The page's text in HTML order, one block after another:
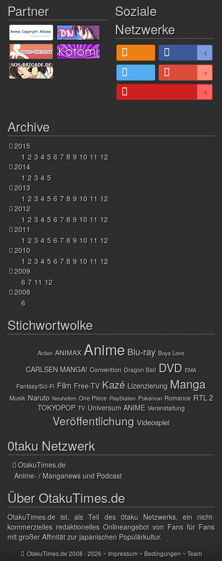
Partner
Soziale
Netzwerke
-1
-1
-1
Archive
2015
1 2 3 4 5 6 7 8 9 10 11 12
2014
1 2 3 4 5
2013
1 2 3 4 5 6 7 8 9 10 11 12
2012
1 2 3 4 5 6 7 8 9 10 11 12
2011
1 2 3 4 5 6 7 8 9 10 11 12
2010
1 2 3 4 5 6 7 8 9 10 11 12
2009
6 7 11 12
2008
6
Stichwortwolke
Action ANIMAX Anime Blu-ray Boys Love
CARLSEN MANGA! Convention Dragon Ball DVD EMA
Fantasy/Sci-Fi Film Free-TV Kazé Lizenzierung Manga
Musik Naruto Neuheiten One Piece PlayStation Pokémon Romance RTL 2
TOKYOPOP TV Universum ANIME Veranstaltung
Veröffentlichung Videospiel
0taku Netzwerk
OtakuTimes.de
Anime- / Manganews und Podcast
Über OtakuTimes.de
OtakuTimes.de ist, als Teil des 0taku Netzwerks, ein nicht-
kommerzielles redaktionelles Onlineangebot von Fans für Fans
mit großer Affinität zur japanischen Populärkultur.
OtakuTimes.de2008 - 2026 ~ Impressum ~ Bedingungen ~Team